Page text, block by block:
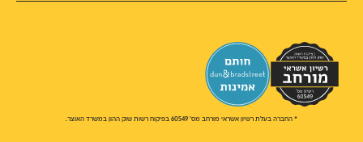
* החברה בעלת רשיון אשראי מורחב מס' 60549 בפיקוח רשות שוק ההון במשרד האוצר.